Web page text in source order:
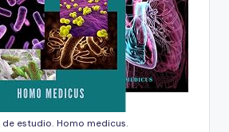
de estudio. Homo medicus.